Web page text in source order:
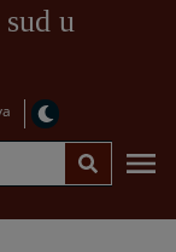
u